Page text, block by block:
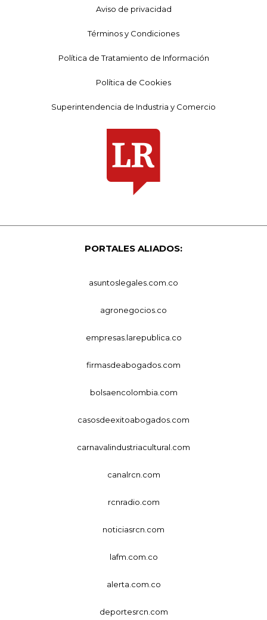
Aviso de privacidad
Términos y Condiciones
Política de Tratamiento de Información
Política de Cookies
Superintendencia de Industria y Comercio
PORTALES ALIADOS:
asuntoslegales.com.co
agronegocios.co
empresas.larepublica.co
firmasdeabogados.com
bolsaencolombia.com
casosdeexitoabogados.com
carnavalindustriacultural.com
canalrcn.com
rcnradio.com
noticiasrcn.com
lafm.com.co
alerta.com.co
deportesrcn.com